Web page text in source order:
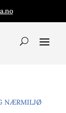
NÆRMILJØ